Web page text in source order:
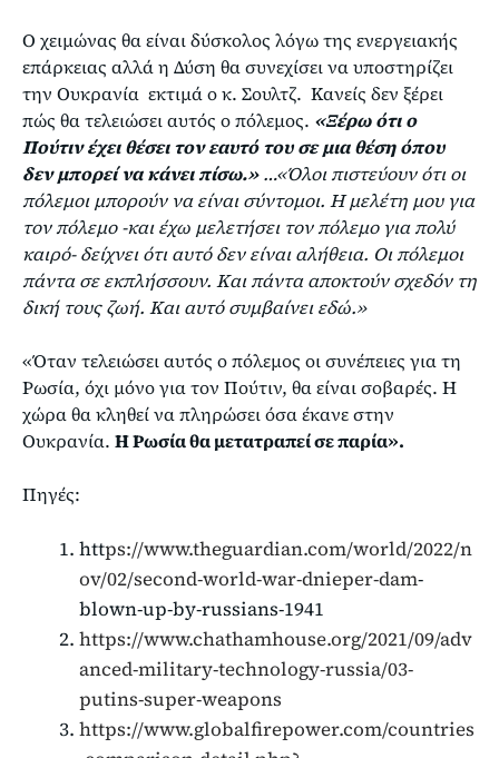
Ο χειμώνας θα είναι δύσκολος λόγω της ενεργειακής
επάρκειας αλλά η Δύση θα συνεχίσει να υποστηρίζει
την Ουκρανία εκτιμά ο κ. Σουλτζ. Κανείς δεν ξέρει
πώς θα τελειώσει αυτός ο πόλεμος. «Ξέρω ότι ο
Πούτιν έχει θέσει τον εαυτό του σε μια θέση όπου
δεν μπορεί να κάνει πίσω.»…«Όλοι πιστεύουν ότι οι
πόλεμοι μπορούν να είναι σύντομοι. Η μελέτη μου για
τον πόλεμο -και έχω μελετήσει τον πόλεμο για πολύ
καιρό- δείχνει ότι αυτό δεν είναι αλήθεια. Οι πόλεμοι
πάντα σε εκπλήσσουν. Και πάντα αποκτούν σχεδόν τη
δική τους ζωή. Και αυτό συμβαίνει εδώ.»
«Όταν τελειώσει αυτός ο πόλεμος οι συνέπειες για τη
Ρωσία, όχι μόνο για τον Πούτιν, θα είναι σοβαρές. Η
χώρα θα κληθεί να πληρώσει όσα έκανε στην
Ουκρανία. Η Ρωσία θα μετατραπεί σε παρία».
Πηγές:
https://www.theguardian.com/world/2022/n
ov/02/second-world-war-dnieper-dam-
blown-up-by-russians-1941
https://www.chathamhouse.org/2021/09/adv
anced-military-technology-russia/03-
putins-super-weapons
https://www.globalfirepower.com/countries